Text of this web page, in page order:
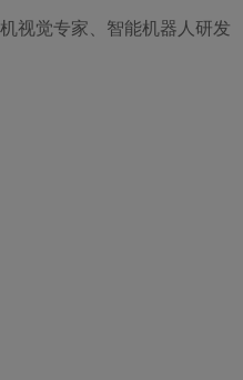
视觉专家、智能机器人研发